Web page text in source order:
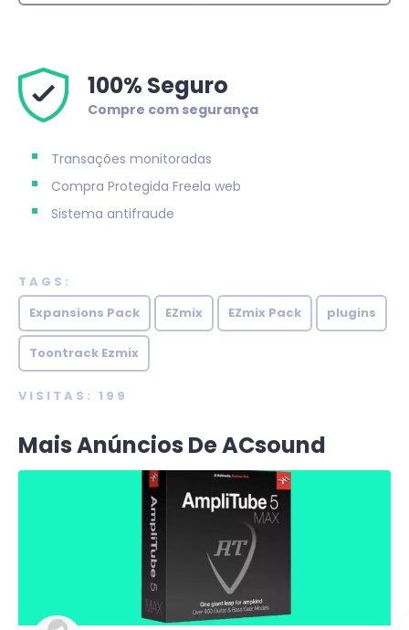
100% Seguro
Compre com segurança
Transações monitoradas
Compra Protegida Freela web
Sistema antifraude
TAGS:
Expansions Pack
EZmix EZmix Pack plugins
Toontrack Ezmix
VISITAS: 199
Mais Anúncios De ACsound